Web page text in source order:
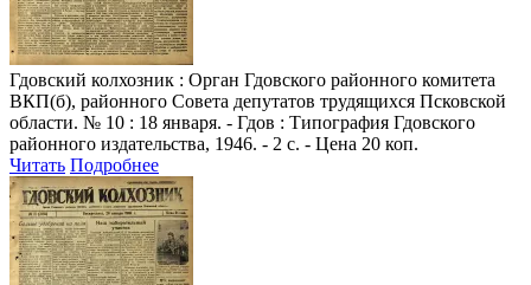
Гдовский колхозник : Орган Гдовского районного комитета
ВКП(б), районного Совета депутатов трудящихся Псковской
области. № 10 : 18 января. - Гдов : Типография Гдовского
районного издательства, 1946. - 2 с. - Цена 20 коп.
Читать Подробнее